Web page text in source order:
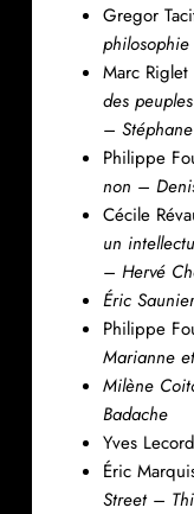
Gregor
Marc Riglet
des
–
Philippe
non –
Cécile
un
– Hervé
Éric
Philippe
Marianne
Milène
Badache
Yves
Éric
Street –